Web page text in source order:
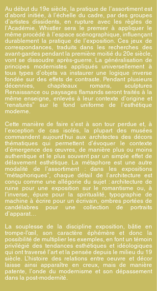
Au début du 19e siècle, la pratique de l’assortiment est
d’abord initiée, à l’échelle du cadre, par des groupes
d’artistes dissidents, en rupture avec les règles de
l’Académie. Whistler sera le premier à appliquer le
même procédé à l’espace scénographique, influençant
durablement la pratique de l’exposition. Ces jeux de
correspondances, traduits dans les recherches des
avant-gardes pendant la première moitié du 20e siècle,
vont se dissoudre après-guerre. La généralisation de
principes modernistes appliqués universellement à
tous types d’objets va instaurer une logique inverse
fondée sur des effets de contraste. Pendant plusieurs
décennies, chapiteaux romans, sculptures
Renaissance ou paysages flamands seront traités à la
même enseigne, enlevés à leur contexte d’origine et
“renaturés” sur le fond uniforme de l’esthétique
moderne.
Cette manière de faire s’est à son tour perdue et, à
l’exception de cas isolés, la plupart des musées
commandent aujourd’hui aux architectes des décors
thématiques qui permettent d’évoquer le contexte
d’émergence des œuvres, de manière plus ou moins
authentique et le plus souvent par un simple effet de
délavement esthétique. La métaphore est une autre
modalité de l’assortiment : dans les expositions
“métaphoriques”, chaque détail de l’architecture est
conçu comme une allégorie du sujet : architecture de
ruine pour une exposition sur le romantisme ou, à
l’inverse, épure pour la spiritualité, typographie de
machine à écrire pour un écrivain, ombres portées de
candélabres pour une collection de portraits
d’apparat…
La souplesse de la discipline exposition, bâtie en
trompe-l'œil, son caractère éphémère et donc la
possibilité de multiplier les exemples, en font un témoin
privilégié des tendances esthétiques et idéologiques
qui ont traversé l’art et la pensée depuis le milieu du 19
siècle. L’histoire des relations entre oeuvre et décor
laisse ainsi apparaître en creux, mais de manière
patente, l’onde du modernisme et son dépassement
dans la post-modernité.